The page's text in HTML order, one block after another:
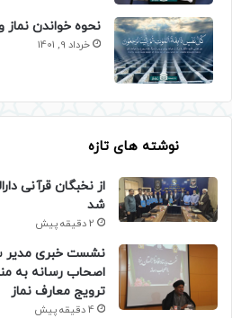
نحوه خواندن
خرداد 9, 1401
نوشته های تازه
شد
2 دقیقه پیش
نشست خبری مدیر
اصحاب رسانه به
ترویج معارف نماز
4 دقیقه پیش